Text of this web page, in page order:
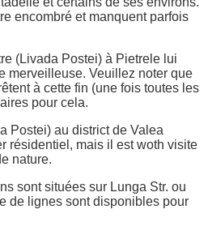
encombré et manquent parfois
(Livada Postei) à Pietrele lui
merveilleuse. Veuillez noter que
à cette fin (une fois toutes les
pour cela.
Postei) au district de Valea
résidentiel, mais il est woth visite
nature.
sont situées sur Lunga Str. ou
de lignes sont disponibles pour